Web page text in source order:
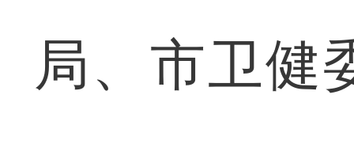
局、市卫健